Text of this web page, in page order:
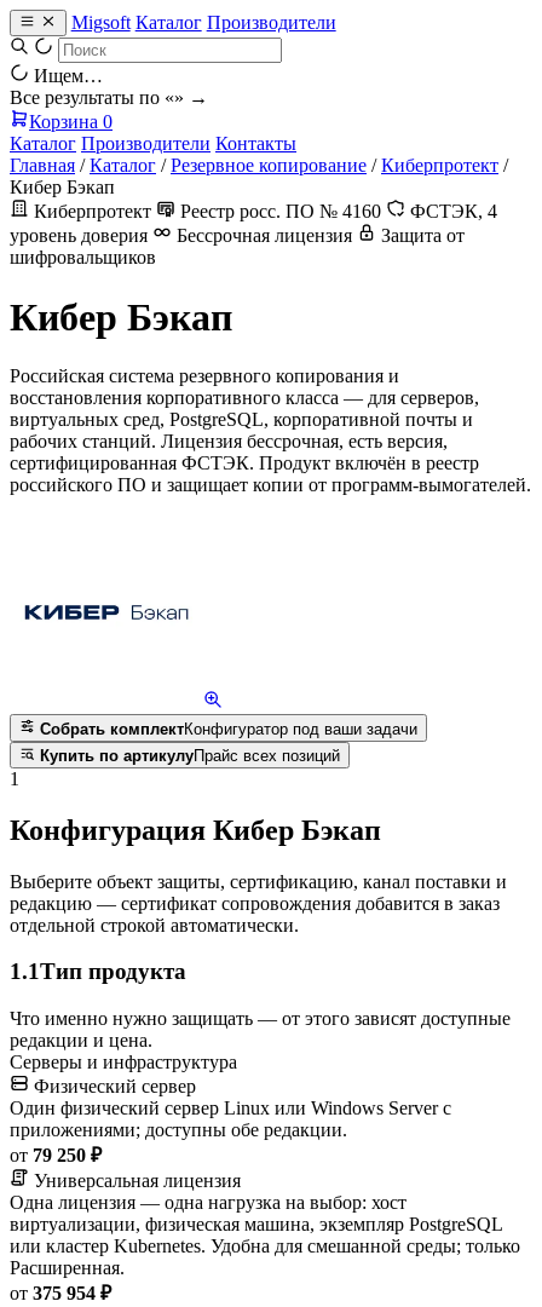
Migsoft Каталог Производители
Ищем…
Все результаты по «» →
Корзина 0
Каталог Производители Контакты
Главная / Каталог / Резервное копирование / Киберпротект /
Кибер Бэкап
Киберпротект
Реестр росс. ПО № 4160
ФСТЭК, 4
уровень доверия
Бессрочная лицензия
Защита от
шифровальщиков
Кибер Бэкап
Российская система резервного копирования и
восстановления корпоративного класса — для серверов,
виртуальных сред, PostgreSQL, корпоративной почты и
рабочих станций. Лицензия бессрочная, есть версия,
сертифицированная ФСТЭК. Продукт включён в реестр
российского ПО и защищает копии от программ-вымогателей.
Собрать комплектКонфигуратор под ваши задачи
Купить по артикулуПрайс всех позиций
1
Конфигурация Кибер Бэкап
Выберите объект защиты, сертификацию, канал поставки и
редакцию — сертификат сопровождения добавится в заказ
отдельной строкой автоматически.
1.1Тип продукта
Что именно нужно защищать — от этого зависят доступные
редакции и цена.
Серверы и инфраструктура
Физический сервер
Один физический сервер Linux или Windows Server с
приложениями; доступны обе редакции.
от 79 250 ₽
Универсальная лицензия
Одна лицензия — одна нагрузка на выбор: хост
виртуализации, физическая машина, экземпляр PostgreSQL
или кластер Kubernetes. Удобна для смешанной среды; только
Расширенная.
от 375 954 ₽